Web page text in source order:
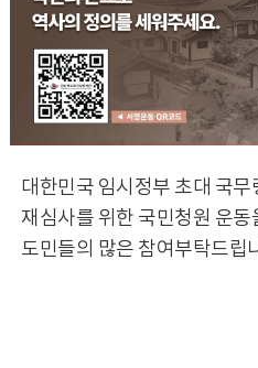
대한민국 임시정부 초대 국
재심사를 위한 국민청원 운동
도민들의 많은 참여부탁드립